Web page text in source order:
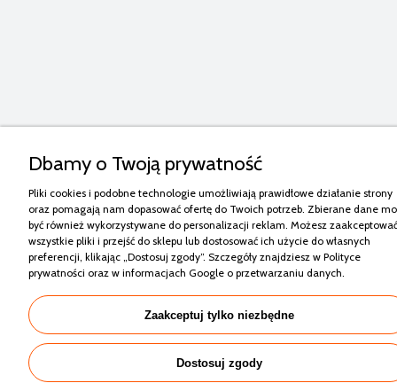
Dbamy o Twoją prywatność
Pliki cookies i podobne technologie umożliwiają prawidłowe działanie strony
oraz pomagają nam dopasować ofertę do Twoich potrzeb. Zbierane dane
być również wykorzystywane do personalizacji reklam. Możesz zaakceptować
wszystkie pliki i przejść do sklepu lub dostosować ich użycie do własnych
preferencji, klikając „Dostosuj zgody”. Szczegóły znajdziesz w Polityce
prywatności oraz w informacjach Google o przetwarzaniu danych.
Zaakceptuj tylko niezbędne
Dostosuj zgody